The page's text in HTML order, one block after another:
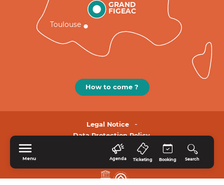
Menu Agenda Ticketing Booking Search
GRAND
FIGEAC
Toulouse
How to come ?
Legal Notice
Data Protection Policy.